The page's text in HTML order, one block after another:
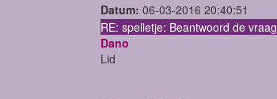
Datum: 06-03-2016 20:40:51
RE: spelletje: Beantwoord de vraag
Dano
Lid